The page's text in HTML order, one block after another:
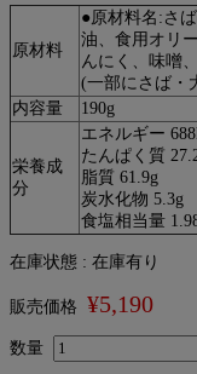
原材料
●原材料名:さ
油、食用オリ
んにく、味噌
(一部にさば・
内容量
190g
栄養成
分
エネルギー
たんぱく質
脂質 61.9g
炭水化物 5.3g
食塩相当量
在庫状態 : 在庫有り
販売価格 ¥5,190
数量